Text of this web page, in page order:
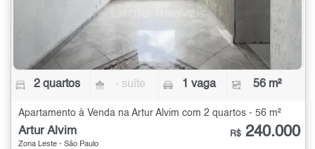
2 quartos - suíte 1 vaga 56 m²
Apartamento à Venda na Artur Alvim com 2 quartos - 56 m²
Artur Alvim
Zona Leste - São Paulo
R$ 240.000